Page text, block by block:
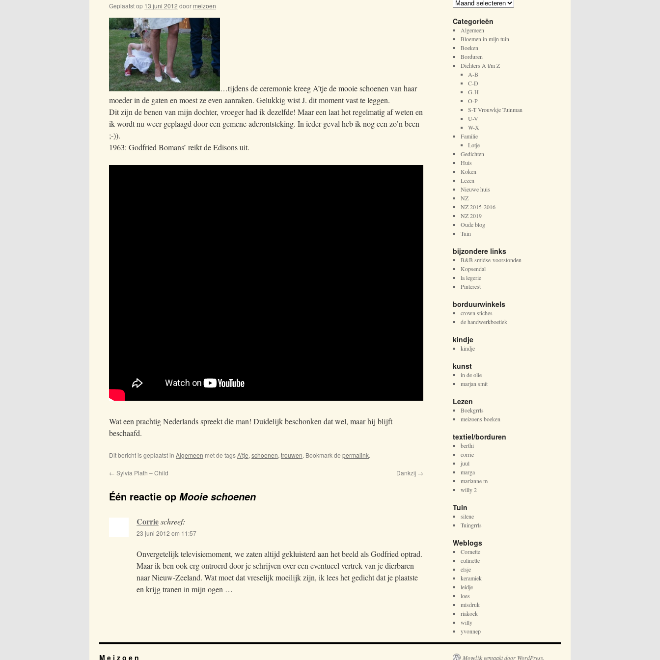
Geplaatst op 13 juni 2012 doormeizoen
…tijdens de ceremonie kreeg A’tje de mooie schoenen van haar
moeder in de gaten en moest ze even aanraken. Gelukkig wist J. dit moment vast te leggen.
Dit zijn de benen van mijn dochter, vroeger had ik dezelfde! Maar een laat het regelmatig af weten en
ik wordt nu weer geplaagd door een gemene aderontsteking. In ieder geval heb ik nog een zo’n been
;-)).
1963: Godfried Bomans’ reikt de Edisons uit.
Wat een prachtig Nederlands spreekt die man! Duidelijk beschonken dat wel, maar hij blijft
beschaafd.
Dit bericht is geplaatst in Algemeen met de tagsA'tje, schoenen, trouwen. Bookmark de permalink.
← Sylvia Plath – Child Dankzij →
Één reactie op Mooie schoenen
Corrieschreef:
23 juni 2012 om 11:57
Onvergetelijk televisiemoment, we zaten altijd gekluisterd aan het beeld als Godfried optrad.
Maar ik ben ook erg ontroerd door je schrijven over een eventueel vertrek van je dierbaren
naar Nieuw-Zeeland. Wat moet dat vreselijk moeilijk zijn, ik lees het gedicht dat je plaatste
en krijg tranen in mijn ogen …
A
c
h
i
e
f
Categorieën
Algemeen
Bloemen in mijn tuin
Boeken
Borduren
Dichters A t/m Z
A-B
C-D
G-H
O-P
S-T Vrouwkje Tuinman
U-V
W-X
Familie
Lotje
Gedichten
Huis
Koken
Lezen
Nieuwe huis
NZ
NZ 2015-2016
NZ 2019
Oude blog
Tuin
bijzondere links
B&B smidse-voorstonden
Kopsendal
la legerie
Pinterest
borduurwinkels
crown stiches
de handwerkboetiek
kindje
kindje
kunst
in de olie
marjan smit
Lezen
Boekgrrls
meizoens boeken
textiel/borduren
berthi
corrie
juul
marga
marianne m
willy 2
Tuin
silene
Tuingrrls
Weblogs
Cornette
culinette
elsje
keramiek
leidje
loes
misdruk
riakock
willy
yvonnep
M e i z o e n Mogelijk gemaakt door WordPress.